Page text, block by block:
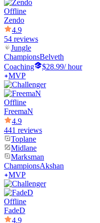
Offline
Zendo
4.9
54 reviews
Jungle
ChampionsBelveth
Coaching
$28.99/ hour
MVP
Offline
FreemaN
4.9
441 reviews
Toplane
Midlane
Marksman
ChampionsAkshan
MVP
Offline
FadeD
4.9